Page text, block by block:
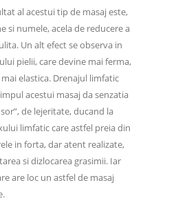
al acestui tip de masaj este,
si numele, acela de reducere a
Un alt efect se observa in
pielii, care devine mai ferma,
elastica. Drenajul limfatic
acestui masaj da senzatia
de lejeritate, ducand la
limfatic care astfel preia din
in forta, dar atent realizate,
si dizlocarea grasimii. Iar
are loc un astfel de masaj